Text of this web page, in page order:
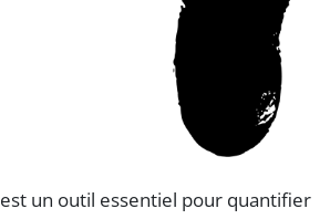
est un outil essentiel pour quantifier